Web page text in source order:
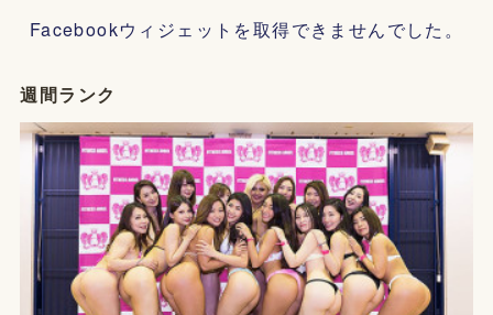
Facebookウィジェットを取得できませんでした。
週間ランク